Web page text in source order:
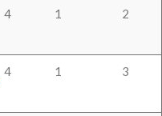
4 1 2
4 1 3